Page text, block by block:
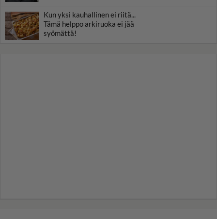
Kun yksi kauhallinen ei riitä...
Tämä helppo arkiruoka ei jää
syömättä!